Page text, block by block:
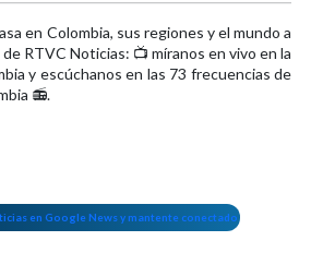
en Colombia, sus regiones y el mundo a
RTVC Noticias: 📺 míranos en vivo en la
y escúchanos en las 73 frecuencias de
📻.
en Google News y mantente conectado